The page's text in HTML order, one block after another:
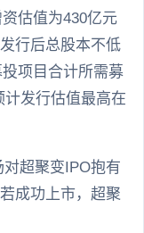
估值为430亿元
行后总股本不低
项目合计所需募
发行估值最高在
超聚变IPO抱有
成功上市，超聚